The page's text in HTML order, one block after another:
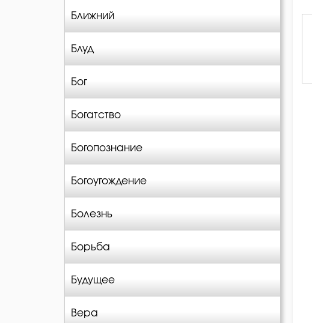
Ближний
Блуд
Бог
Богатство
Богопознание
Богоугождение
Болезнь
Борьба
Будущее
Вера